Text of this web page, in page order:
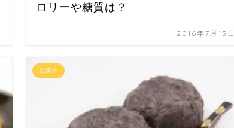
ロリーや糖質は？
2016年7月13日
お菓子